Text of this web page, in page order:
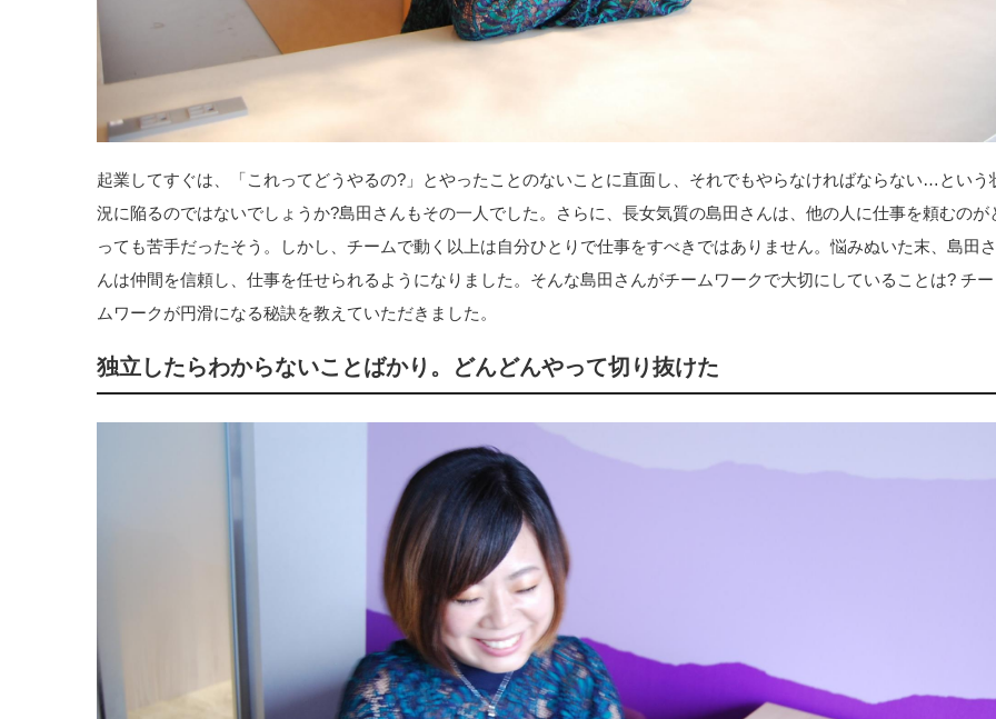
起業してすぐは、「これってどうやるの?」とやったことのないことに直面し、それでもやらなければならない…という
況に陥るのではないでしょうか?島田さんもその一人でした。さらに、長女気質の島田さんは、他の人に仕事を頼むのが
っても苦手だったそう。しかし、チームで動く以上は自分ひとりで仕事をすべきではありません。悩みぬいた末、島田さ
んは仲間を信頼し、仕事を任せられるようになりました。そんな島田さんがチームワークで大切にしていることは? チー
ムワークが円滑になる秘訣を教えていただきました。
独立したらわからないことばかり。どんどんやって切り抜けた